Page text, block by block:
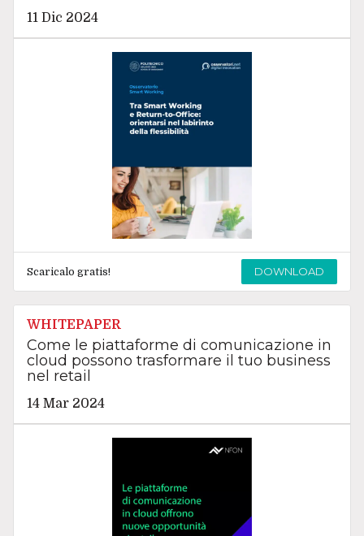
11 Dic 2024
Scaricalo gratis! DOWNLOAD
WHITEPAPER
Come le piattaforme di comunicazione in
cloud possono trasformare il tuo business
nel retail
14 Mar 2024